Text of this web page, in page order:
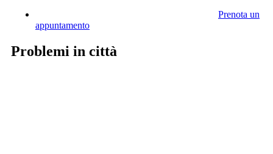
Prenota un
appuntamento
Problemi in città